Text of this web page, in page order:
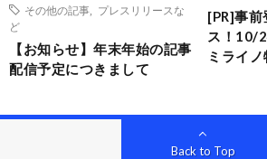
その他の記事
プレスリリースな
ど
【お知らせ】年末年始の記事
配信予定につきまして
[PR]事前
ス！10/
ミライ
Back to Top